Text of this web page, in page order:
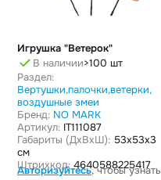
Игрушка "Ветерок"
В наличии>100 шт
Раздел:
Вертушки,палочки,ветерки,
воздушные змеи
Бренд: NO MARK
Артикул: IT111087
Габариты (ДxВxШ): 53x53x3
см
Штрихкод: 4640588225417
Авторизуйтесь, чтобы узнать